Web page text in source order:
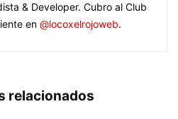
& Developer. Cubro al Club
en @locoxelrojoweb.
relacionados